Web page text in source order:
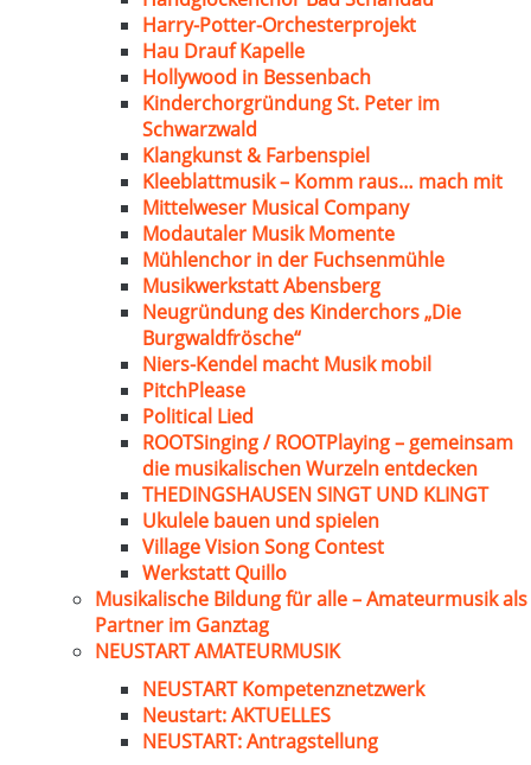
Harry-Potter-Orchesterprojekt
Hau Drauf Kapelle
Hollywood in Bessenbach
Kinderchorgründung St. Peter im
Schwarzwald
Klangkunst & Farbenspiel
Kleeblattmusik – Komm raus… mach mit
Mittelweser Musical Company
Modautaler Musik Momente
Mühlenchor in der Fuchsenmühle
Musikwerkstatt Abensberg
Neugründung des Kinderchors „Die
Burgwaldfrösche“
Niers-Kendel macht Musik mobil
PitchPlease
Political Lied
ROOTSinging / ROOTPlaying – gemeinsam
die musikalischen Wurzeln entdecken
THEDINGSHAUSEN SINGT UND KLINGT
Ukulele bauen und spielen
Village Vision Song Contest
Werkstatt Quillo
Musikalische Bildung für alle – Amateurmusik als
Partner im Ganztag
NEUSTART AMATEURMUSIK
NEUSTART Kompetenznetzwerk
Neustart: AKTUELLES
NEUSTART: Antragstellung